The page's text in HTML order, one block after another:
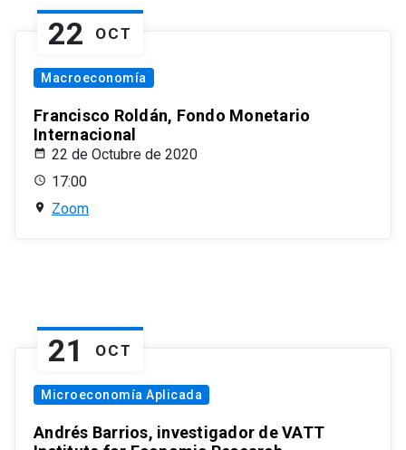
22 OCT
Macroeconomía
Francisco Roldán, Fondo Monetario
Internacional
22 de Octubre de 2020
17:00
Zoom
21 OCT
Microeconomía Aplicada
Andrés Barrios, investigador de VATT